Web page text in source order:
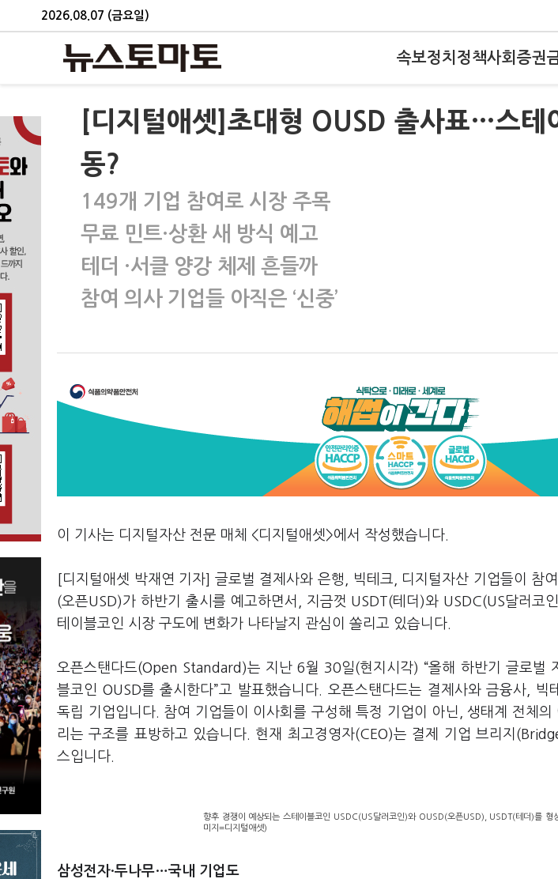
2026.08.07 (금요일)
속보정치 정책사회 증권
[디지털애셋]초대형 OUSD 출사표…스테
동?
149개 기업 참여로 시장 주목
무료 민트·상환 새 방식 예고
테더 ·서클 양강 체제 흔들까
참여 의사 기업들 아직은 ‘신중’
이 기사는 디지털자산 전문 매체 <디지털애셋>에서 작성했습니다.
[디지털애셋 박재연 기자] 글로벌 결제사와 은행, 빅테크, 디지털자산 기업들이 참
(오픈USD)가 하반기 출시를 예고하면서, 지금껏 USDT(테더)와 USDC(US달러코
테이블코인 시장 구도에 변화가 나타날지 관심이 쏠리고 있습니다.
오픈스탠다드(Open Standard)는 지난 6월 30일(현지시각) “올해 하반기 글로벌
블코인 OUSD를 출시한다”고 발표했습니다. 오픈스탠다드는 결제사와 금융사,
독립 기업입니다. 참여 기업들이 이사회를 구성해 특정 기업이 아닌, 생태계 전체의
리는 구조를 표방하고 있습니다. 현재 최고경영자(CEO)는 결제 기업 브리지
스입니다.
향후 경쟁이 예상되는 스테이블코인 USDC(US달러코인)와 OUSD(오픈USD), USDT(테더)를 형
미지=디지털애셋)
삼성전자·두나무…국내 기업도